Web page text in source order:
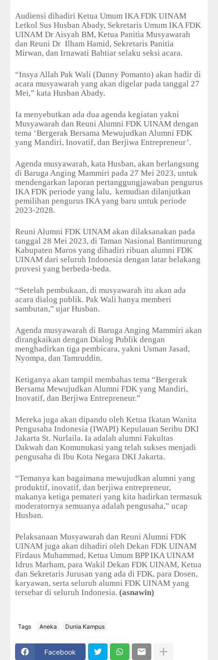
Audiensi dihadiri Ketua Umum IKA FDK UINAM
Letkol Sus Husban Abady, Sekretaris Umum IKA FDK
UINAM Dr Aisyah BM, Ketua Panitia Musyawarah
dan Reuni Dr Ilham Hamid, Sekretaris Panitia
Mirwan, dan Irnawati Bahtiar selaku seksi acara.
“Insya Allah Pak Wali (Danny Pomanto) akan hadir di
acara musyawarah yang akan digelar pada tanggal 27
Mei,” kata Husban Abady.
Ia menyebutkan ada dua agenda kegiatan yakni
Musyawarah dan Reuni Alumni FDK UINAM dengan
tema ‘Bergerak Bersama Mewujudkan Alumni FDK
yang Mandiri, Inovatif, dan Berjiwa Entrepreneur’.
Agenda musyawarah, kata Husban, akan berlangsung
di Baruga Anging Mammiri pada 27 Mei 2023, untuk
mendengarkan laporan pertanggungjawaban pengurus
IKA FDK periode yang lalu, kemudian dilanjutkan
pemilihan pengurus IKA yang baru untuk periode
2023-2028.
Reuni Alumni FDK UINAM akan dilaksanakan pada
tanggal 28 Mei 2023, di Taman Nasional Bantimurung
Kabupaten Maros yang dihadiri ribuan alumni FDK
UINAM dari seluruh Indonesia dengan latar belakang
provesi yang berbeda-beda.
“Setelah pembukaan, di musyawarah itu akan ada
acara dialog publik. Pak Wali hanya memberi
sambutan,” ujar Husban.
Agenda musyawarah di Baruga Anging Mammiri akan
dirangkaikan dengan Dialog Publik dengan
menghadirkan tiga pembicara, yakni Usman Jasad,
Nyompa, dan Tamruddin.
Ketiganya akan tampil membahas tema “Bergerak
Bersama Mewujudkan Alumni FDK yang Mandiri,
Inovatif, dan Berjiwa Entrepreneur.”
Mereka juga akan dipandu oleh Ketua Ikatan Wanita
Pengusaha Indonesia (IWAPI) Kepulauan Seribu DKI
Jakarta St. Nurlaila. Ia adalah alumni Fakultas
Dakwah dan Komunukasi yang telah sukses menjadi
pengusaha di Ibu Kota Negara DKI Jakarta.
“Temanya kan bagaimana mewujudkan alumni yang
produktif, inovatif, dan berjiwa entrepreneur,
makanya ketiga pemateri yang kita hadirkan termasuk
moderatornya semuanya adalah pengusaha,” ucap
Husban.
Pelaksanaan Musyawarah dan Reuni Alumni FDK
UINAM juga akan dihadiri oleh Dekan FDK UINAM
Firdaus Muhammad, Ketua Umum BPP IKA UINAM
Idrus Marham, para Wakil Dekan FDK UINAM, Ketua
dan Sekretaris Jurusan yang ada di FDK, para Dosen,
karyawan, serta seluruh alumni FDK UINAM yang
tersebar di seluruh Indonesia. (asnawin)
Tags Aneka Dunia Kampus
Facebook